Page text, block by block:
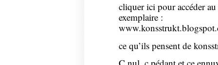
cliquer ici pour accéder
exemplaire :
ce qu’ils pensent de